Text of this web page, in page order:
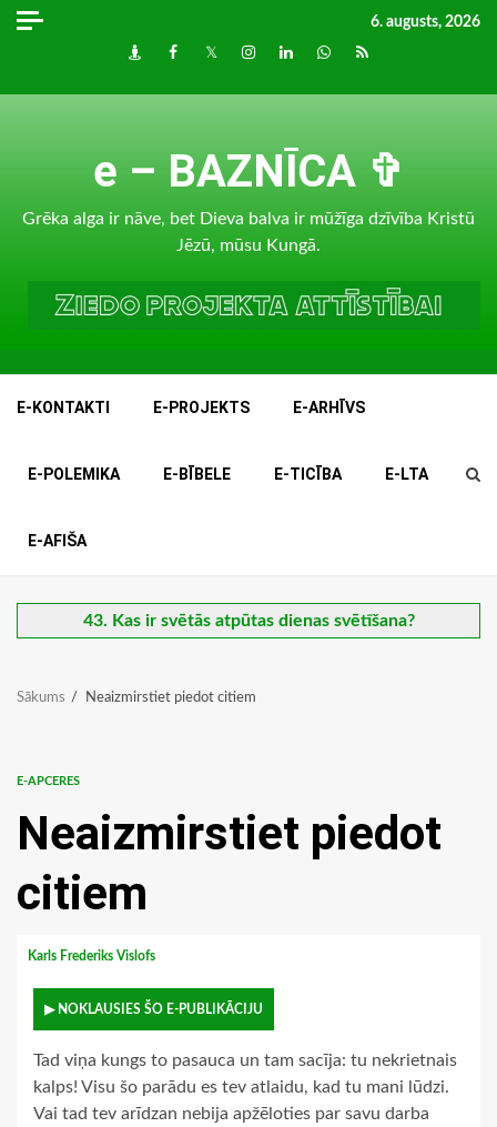
Skip
6. augusts, 2026
DraugiemFacebook
TwitterInstagram
LinkedInwhatsapp
RSS
e – BAZNĪCA ✞
Grēka alga ir nāve, bet Dieva balva ir mūžīga dzīvība Kristū
Jēzū, mūsu Kungā.
E-KONTAKTI E-PROJEKTS E-ARHĪVS
E-POLEMIKA E-BĪBELE E-TICĪBA E-LTA
E-AFIŠA
43. Kas ir svētās atpūtas dienas svētīšana?
Sākums Neaizmirstiet piedot citiem
E-APCERES
Neaizmirstiet piedot
citiem
Karls Frederiks Vislofs
▶ NOKLAUSIES ŠO E-PUBLIKĀCIJU
Tad viņa kungs to pasauca un tam sacīja: tu nekrietnais
kalps! Visu šo parādu es tev atlaidu, kad tu mani lūdzi.
Vai tad tev arīdzan nebija apžēloties par savu darba